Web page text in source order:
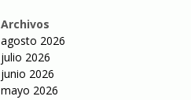
Archivos
agosto 2026
julio 2026
junio 2026
mayo 2026